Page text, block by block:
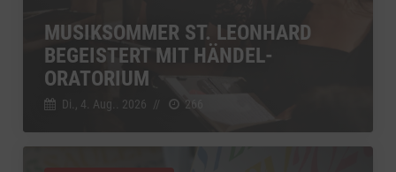
MUSIKSOMMER ST. LEONHARD
BEGEISTERT MIT HÄNDEL-
ORATORIUM
Di., 4. Aug.. 2026 // 266